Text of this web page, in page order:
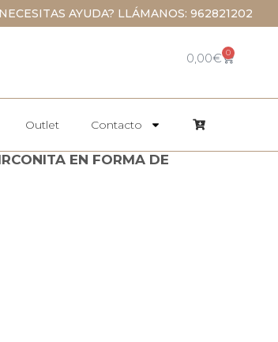
AYUDA? LLÁMANOS: 962821202
0,00€ 0
Outlet Contacto
EN FORMA DE